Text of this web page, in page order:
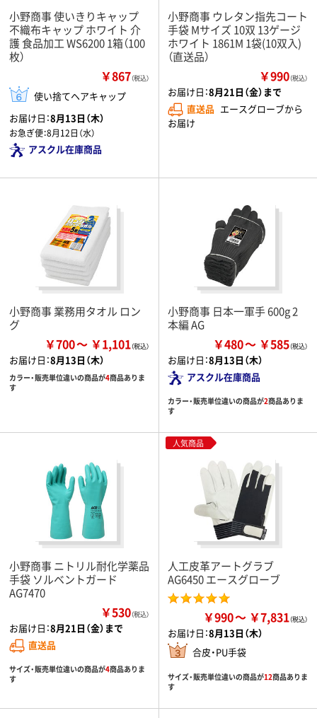
小野商事 使いきりキャップ
不織布キャップ ホワイト 介
護 食品加工 WS6200 1箱（100
枚）
￥867（税込）
使い捨てヘアキャップ
お届け日：8月13日（木）
お急ぎ便：8月12日（水）
アスクル在庫商品
小野商事 ウレタン指先コート
手袋 Mサイズ 10双 13ゲージ
ホワイト 1861M 1袋(10双入)
（直送品）
￥990（税込）
お届け日：8月21日（金）まで
直送品 エースグローブから
お届け
小野商事 業務用タオル ロン
グ
￥700 ￥1,101
お届け日：8月13日（木）
カラー・販売単位違いの商品が4商品ありま
す
小野商事 日本一軍手 600g 2
本編 AG
￥480 ￥585
お届け日：8月13日（木）
アスクル在庫商品
カラー・販売単位違いの商品が2商品ありま
す
小野商事 ニトリル耐化学薬品
手袋 ソルベントガード
AG7470
￥530（税込）
お届け日：8月21日（金）まで
直送品
サイズ・販売単位違いの商品が4商品ありま
す
人気商品
人工皮革アートグラブ
AG6450 エースグローブ
￥990 ￥7,831
お届け日：8月13日（木）
合皮・PU手袋
サイズ・販売単位違いの商品が12商品ありま
す